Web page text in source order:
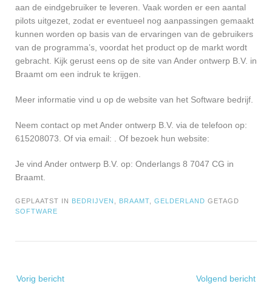
aan de eindgebruiker te leveren. Vaak worden er een aantal
pilots uitgezet, zodat er eventueel nog aanpassingen gemaakt
kunnen worden op basis van de ervaringen van de gebruikers
van de programma’s, voordat het product op de markt wordt
gebracht. Kijk gerust eens op de site van Ander ontwerp B.V. in
Braamt om een indruk te krijgen.
Meer informatie vind u op de website van het Software bedrijf.
Neem contact op met Ander ontwerp B.V. via de telefoon op:
615208073. Of via email:
. Of bezoek hun website:
Je vind Ander ontwerp B.V. op: Onderlangs 8 7047 CG in
Braamt.
GEPLAATST IN BEDRIJVEN BRAAMT GELDERLAND GETAGD
SOFTWARE
navigatie
Vorig bericht Volgend bericht